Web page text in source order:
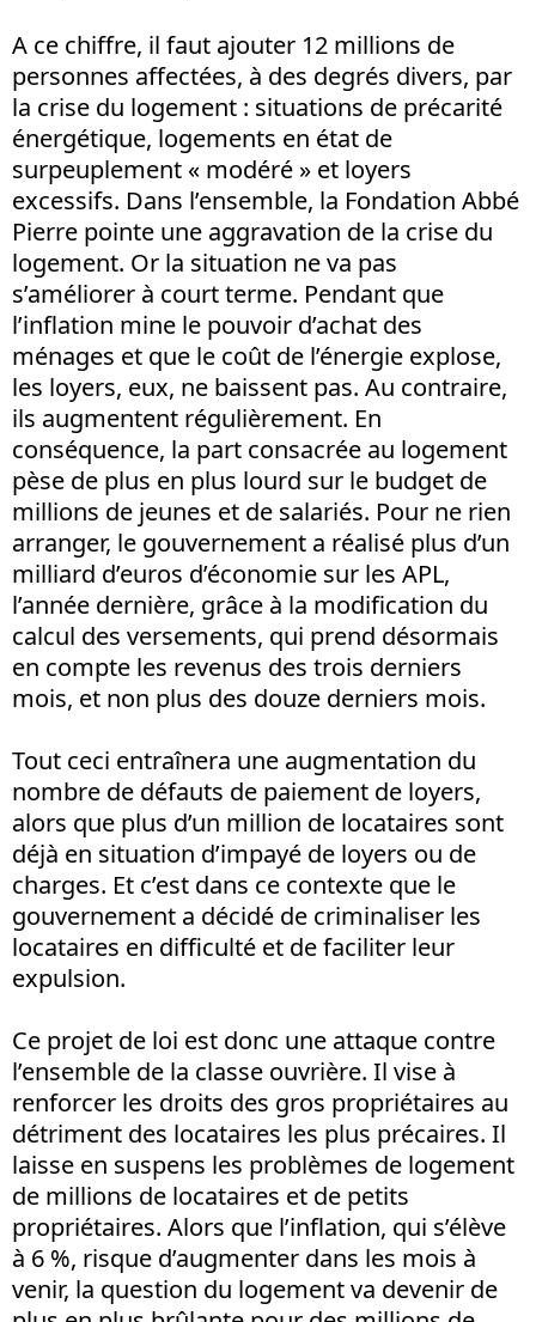
A ce chiffre, il faut ajouter 12 millions de
personnes affectées, à des degrés divers, par
la crise du logement : situations de précarité
énergétique, logements en état de
surpeuplement « modéré » et loyers
excessifs. Dans l’ensemble, la Fondation Abbé
Pierre pointe une aggravation de la crise du
logement. Or la situation ne va pas
s’améliorer à court terme. Pendant que
l’inflation mine le pouvoir d’achat des
ménages et que le coût de l’énergie explose,
les loyers, eux, ne baissent pas. Au contraire,
ils augmentent régulièrement. En
conséquence, la part consacrée au logement
pèse de plus en plus lourd sur le budget de
millions de jeunes et de salariés. Pour ne rien
arranger, le gouvernement a réalisé plus d’un
milliard d’euros d’économie sur les APL,
l’année dernière, grâce à la modification du
calcul des versements, qui prend désormais
en compte les revenus des trois derniers
mois, et non plus des douze derniers mois.
Tout ceci entraînera une augmentation du
nombre de défauts de paiement de loyers,
alors que plus d’un million de locataires sont
déjà en situation d’impayé de loyers ou de
charges. Et c’est dans ce contexte que le
gouvernement a décidé de criminaliser les
locataires en difficulté et de faciliter leur
expulsion.
Ce projet de loi est donc une attaque contre
l’ensemble de la classe ouvrière. Il vise à
renforcer les droits des gros propriétaires au
détriment des locataires les plus précaires. Il
laisse en suspens les problèmes de logement
de millions de locataires et de petits
propriétaires. Alors que l’inflation, qui s’élève
à 6 %, risque d’augmenter dans les mois à
venir, la question du logement va devenir de